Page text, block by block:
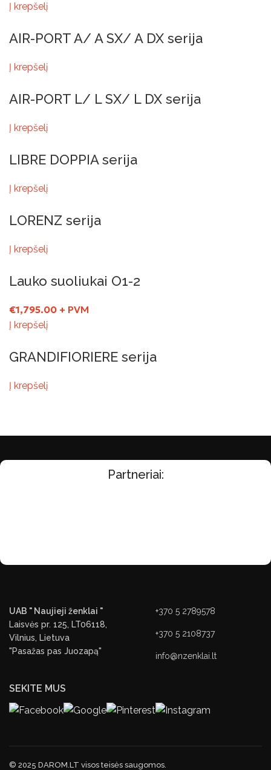
Į krepšelį
AIR-PORT A/ A SX/ A DX serija
Į krepšelį
AIR-PORT L/ L SX/ L DX serija
Į krepšelį
LIBRE DOPPIA serija
Į krepšelį
LORENZ serija
Į krepšelį
Lauko suoliukai O1-2
€1,795.00 + PVM
Į krepšelį
GRANDIFIORIERE serija
Į krepšelį
Partneriai:
UAB " Naujieji ženklai "
Laisvės pr. 125, LT06118,
Vilnius, Lietuva
"Pasažas pas Juozapą"
+370 5 2789578
+370 5 2108737
info@nzenklai.lt
SEKITE MUS
© 2025 DAROM.LT visos teisės saugomos.